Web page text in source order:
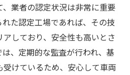
事情を知る
ィでの情報収集
めの賢い業者選び
慮した選択肢
業者の認定状況は非常に重要
た認定工場であれば、その技
しており、安全性も高いとさ
、定期的な監査が行われ、基
けているため、安心して車両